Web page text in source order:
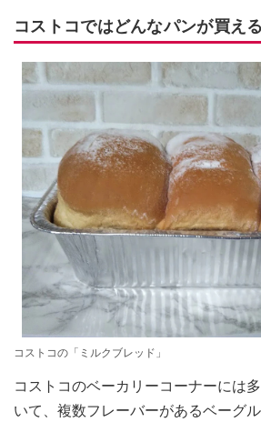
コストコではどんなパンが買え
コストコの「ミルクブレッド」
コストコのベーカリーコーナーには
いて、複数フレーバーがあるベーグ